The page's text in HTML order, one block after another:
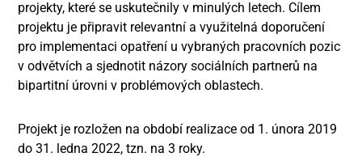
projekty, které se uskutečnily v minulých letech. Cílem
projektu je připravit relevantní a využitelná doporučení
pro implementaci opatření u vybraných pracovních pozic
v odvětvích a sjednotit názory sociálních partnerů na
bipartitní úrovni v problémových oblastech.
Projekt je rozložen na období realizace od 1. února 2019
do 31. ledna 2022, tzn. na 3 roky.